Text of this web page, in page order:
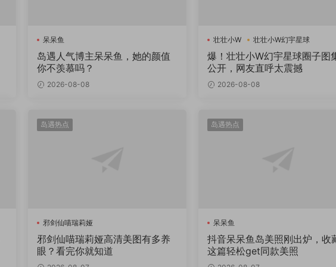
呆呆鱼
岛遇人气博主呆呆鱼，她的颜值
你不羡慕吗？
2026-08-08
壮壮小W 壮壮小W幻宇星球
爆！壮壮小W幻宇星球圈子图
公开，网友直呼太震撼
2026-08-08
岛遇热点
邪剑仙喵瑞莉娅
邪剑仙喵瑞莉娅高清美图有多养
眼？看完你就知道
岛遇热点
呆呆鱼
抖音呆呆鱼岛美照刚出炉，收
这篇轻松get同款美照